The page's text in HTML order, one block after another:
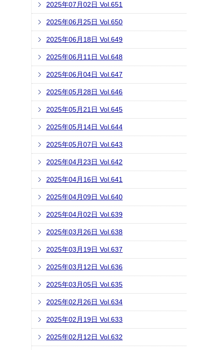
2025年07月02日 Vol.651
2025年06月25日 Vol.650
2025年06月18日 Vol.649
2025年06月11日 Vol.648
2025年06月04日 Vol.647
2025年05月28日 Vol.646
2025年05月21日 Vol.645
2025年05月14日 Vol.644
2025年05月07日 Vol.643
2025年04月23日 Vol.642
2025年04月16日 Vol.641
2025年04月09日 Vol.640
2025年04月02日 Vol.639
2025年03月26日 Vol.638
2025年03月19日 Vol.637
2025年03月12日 Vol.636
2025年03月05日 Vol.635
2025年02月26日 Vol.634
2025年02月19日 Vol.633
2025年02月12日 Vol.632